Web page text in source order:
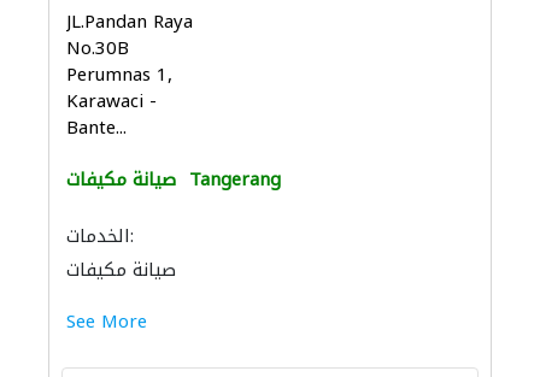
JL.Pandan Raya
No.30B
Perumnas 1,
Karawaci -
Bante...
صيانة مكيفات Tangerang
الخدمات:
صيانة مكيفات
See More